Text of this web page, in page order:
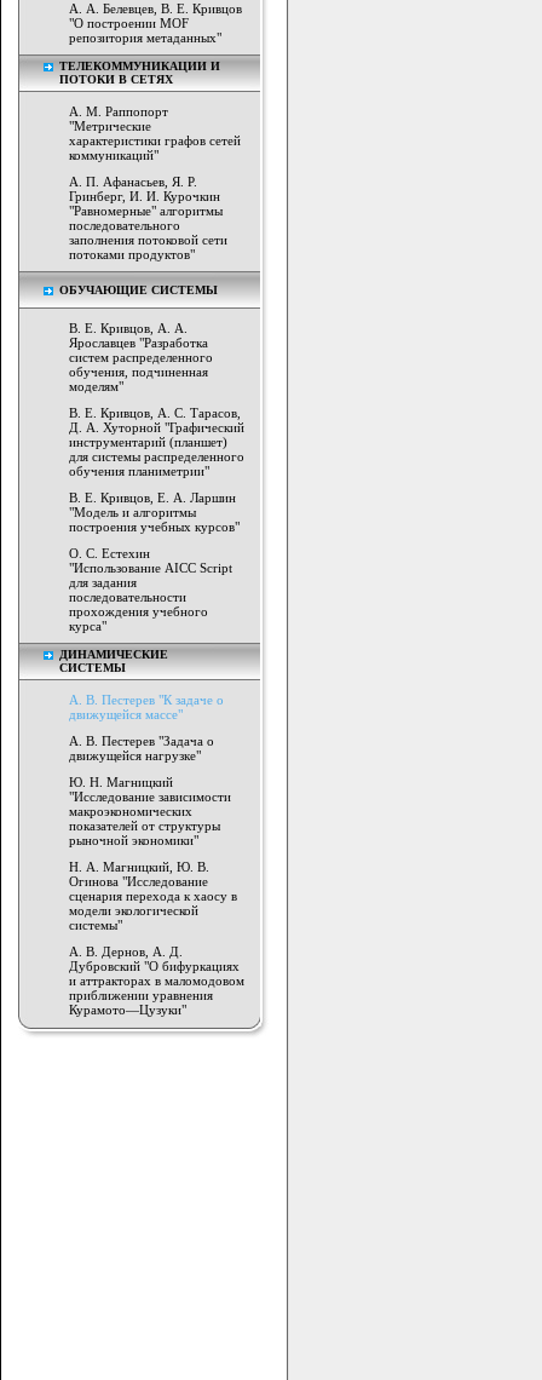
А. А. Белевцев, В. Е. Кривцов
"О построении MOF
репозитория метаданных"
ТЕЛЕКОММУНИКАЦИИ И
ПОТОКИ В СЕТЯХ
А. М. Раппопорт
"Метрические
характеристики графов сетей
коммуникаций"
А. П. Афанасьев, Я. Р.
Гринберг, И. И. Курочкин
"Равномерные" алгоритмы
последовательного
заполнения потоковой сети
потоками продуктов"
ОБУЧАЮЩИЕ СИСТЕМЫ
В. Е. Кривцов, А. А.
Ярославцев "Разработка
систем распределенного
обучения, подчиненная
моделям"
В. Е. Кривцов, А. С. Тарасов,
Д. А. Хуторной "Графический
инструментарий (планшет)
для системы распределенного
обучения планиметрии"
В. Е. Кривцов, Е. А. Ларшин
"Модель и алгоритмы
построения учебных курсов"
О. С. Естехин
"Использование AICC Script
для задания
последовательности
прохождения учебного
курса"
ДИНАМИЧЕСКИЕ
СИСТЕМЫ
A. В. Пестерев "К задаче о
движущейся массе"
A. В. Пестерев "Задача о
движущейся нагрузке"
Ю. Н. Магницкий
"Исследование зависимости
макроэкономических
показателей от структуры
рыночной экономики"
Н. А. Магницкий, Ю. В.
Огинова "Исследование
сценария перехода к хаосу в
модели экологической
системы"
А. В. Дернов, А. Д.
Дубровский "О бифуркациях
и аттракторах в маломодовом
приближении уравнения
Курамото—Цузуки"